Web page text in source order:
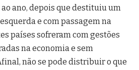
ao ano, depois que destituiu um
e com passagem na
países sofreram com gestões
na economia e sem
não se pode distribuir o que